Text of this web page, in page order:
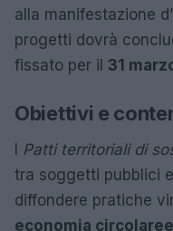
alla manifestazione
progetti dovrà
fissato per il 31
Obiettivi e
Patti territoriali di
tra soggetti pubblici
diffondere pratiche
economia circolare